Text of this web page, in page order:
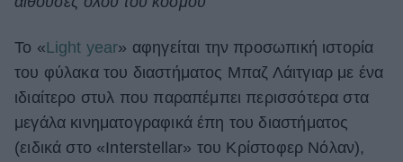
Cooking
Green
Αφιερώματα
Το «Light year» αφηγείται την προσωπική ιστορία
του φύλακα του διαστήματος Μπαζ Λάιτγιαρ με ένα
ιδιαίτερο στυλ που παραπέμπει περισσότερα στα
μεγάλα κινηματογραφικά έπη του διαστήματος
(ειδικά στο «Interstellar» του Κρίστοφερ Νόλαν),